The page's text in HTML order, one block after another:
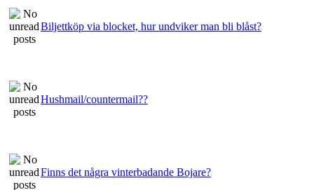
Biljettköp via blocket, hur undviker man bli blåst?
Hushmail/countermail??
Finns det några vinterbadande Bojare?